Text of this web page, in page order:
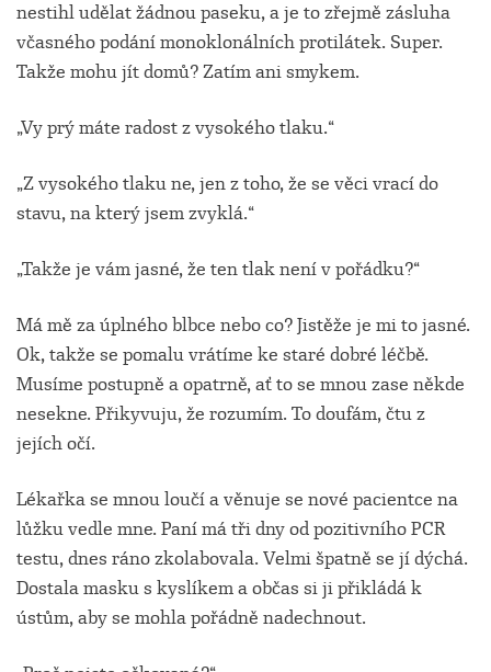
nestihl udělat žádnou paseku, a je to zřejmě zásluha
včasného podání monoklonálních protilátek. Super.
Takže mohu jít domů? Zatím ani smykem.
„Vy prý máte radost z vysokého tlaku.“
„Z vysokého tlaku ne, jen z toho, že se věci vrací do
stavu, na který jsem zvyklá.“
„Takže je vám jasné, že ten tlak není v pořádku?“
Má mě za úplného blbce nebo co? Jistěže je mi to jasné.
Ok, takže se pomalu vrátíme ke staré dobré léčbě.
Musíme postupně a opatrně, ať to se mnou zase někde
nesekne. Přikyvuju, že rozumím. To doufám, čtu z
jejích očí.
Lékařka se mnou loučí a věnuje se nové pacientce na
lůžku vedle mne. Paní má tři dny od pozitivního PCR
testu, dnes ráno zkolabovala. Velmi špatně se jí dýchá.
Dostala masku s kyslíkem a občas si ji přikládá k
ústům, aby se mohla pořádně nadechnout.